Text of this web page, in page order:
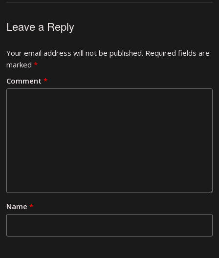
Leave a Reply
Your email address will not be published. Required fields are
marked*
Comment*
Name*